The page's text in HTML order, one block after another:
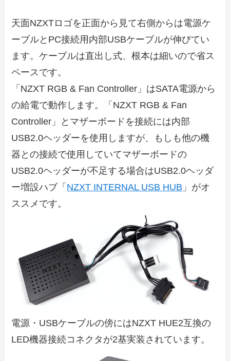
天面NZXTロゴを正面から見て右側からは電源ケ
ーブルとPC接続用内部USBケーブルが伸びてい
ます。ケーブルは直出し式、根本は細いので省ス
ペースです。
「NZXT RGB & Fan Controller」はSATA電源から
の給電で動作します。「NZXT RGB & Fan
Controller」とマザーボードを接続には内部
USB2.0ヘッダーを使用しますが、もしも他の機
器との接続で使用していてマザーボードの
USB2.0ヘッダーが不足する場合はUSB2.0ヘッダ
ー増設ハブ「 NZXT INTERNAL USB HUB 」がオ
ススメです。
電源・USBケーブルの傍にはNZXT HUE2互換の
LED機器接続コネクタが2基実装されています。